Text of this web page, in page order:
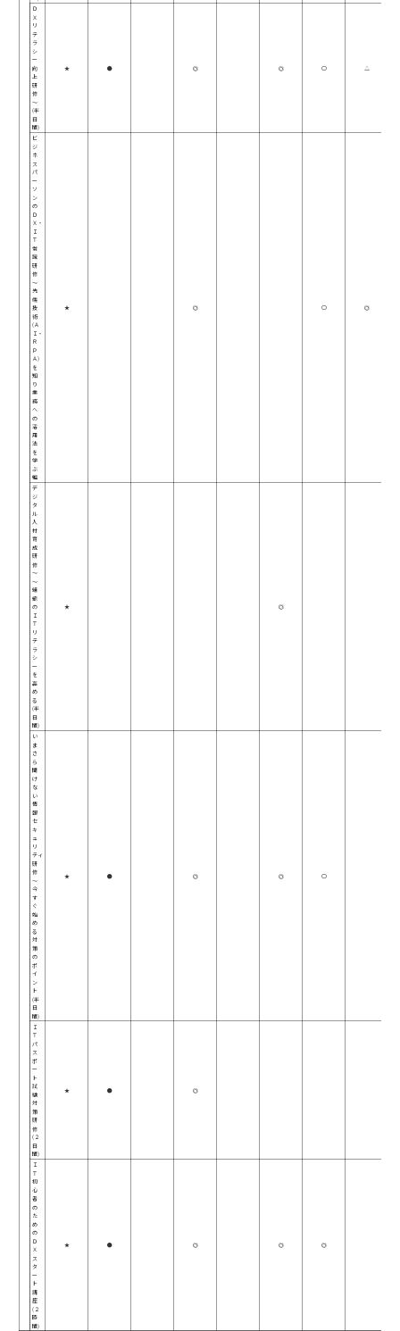
Ｄ
Ｘ
リ
テ
ラ
シ
ー
向
上
研
修
～
(半
日
間)
★ ● ◎ ◎ ○ △
ビ
ジ
ネ
ス
パ
ー
ソ
ン
の
Ｄ
Ｘ・
Ｉ
Ｔ
常
識
研
修
～
先
端
技
術
(Ａ
Ｉ・
Ｒ
Ｐ
Ａ)
を
知
り
業
務
へ
の
活
用
法
を
学
ぶ
編
★ ◎ ○ ◎
デ
ジ
タ
ル
人
材
育
成
研
修
～
～
組
織
の
Ｉ
Ｔ
リ
テ
ラ
シ
ー
を
高
め
る
(半
日
間)
★ ◎
い
ま
さ
ら
聞
け
な
い
情
報
セ
キ
ュ
リ
ティ
研
修
～
今
す
ぐ
始
め
る
対
策
の
ポ
イ
ン
ト
(半
日
間)
★ ● ◎ ◎ ○
Ｉ
Ｔ
パ
ス
ポ
ー
ト
試
験
対
策
研
修
(２
日
間)
★ ● ◎
Ｉ
Ｔ
初
心
者
の
た
め
の
Ｄ
Ｘ
ス
タ
ー
ト
講
座
(２
時
間)
★ ● ◎ ◎ ◎